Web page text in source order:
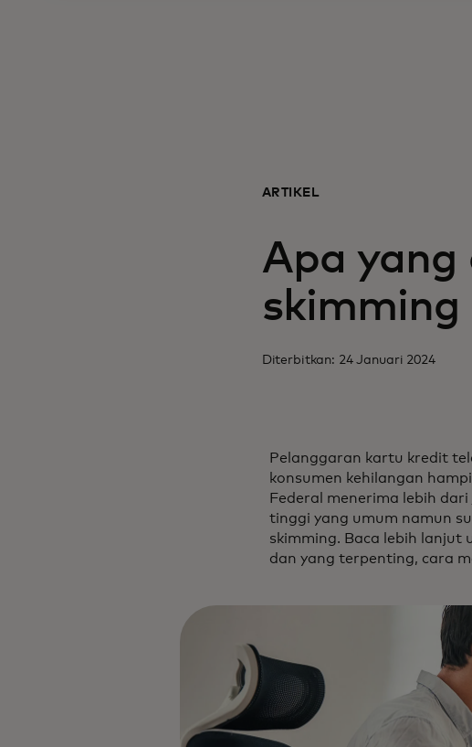
ARTIKEL
Apa yang
skimming
Diterbitkan: 24 Januari 2024
Pelanggaran kartu kredit
konsumen kehilangan
Federal menerima lebih dari
tinggi yang umum namun
skimming. Baca lebih lanjut
dan yang terpenting, cara